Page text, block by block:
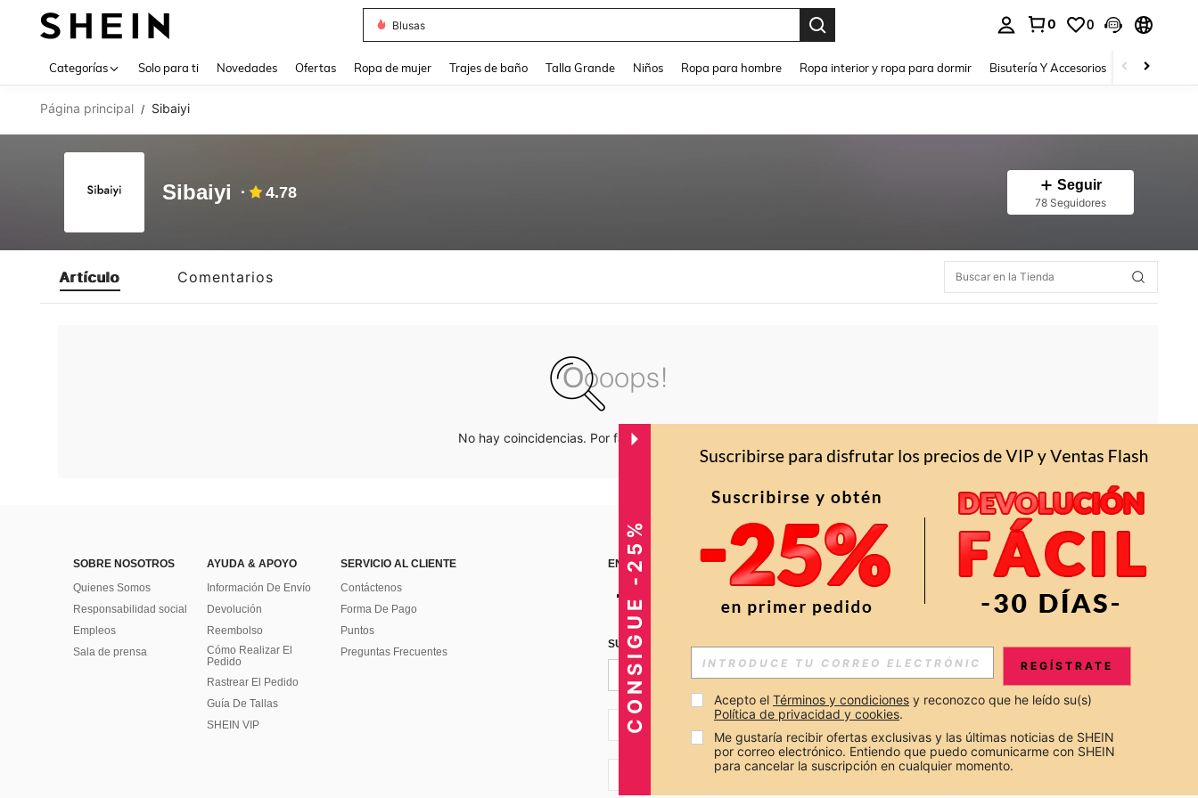
Blusas
0 0
Categorías Solo para ti Novedades Ofertas Ropa de mujer Trajes de baño Talla Grande Niños Ropa para hombre Ropa interior y ropa para dormir Bisutería Y Accesorios Zapatos
Página principal / Sibaiyi
Sibaiyi 4.78 Seguir
78 Seguidores
Artículo Comentarios
No hay coincidencias. Por favor inténtalo de nuevo.
SOBRE NOSOTROS
Quienes Somos
Responsabilidad social
Empleos
Sala de prensa
AYUDA & APOYO
Información De Envío
Devolución
Reembolso
Cómo Realizar El
Pedido
Rastrear El Pedido
Guía De Tallas
SHEIN VIP
SERVICIO AL CLIENTE
Contáctenos
Forma De Pago
Puntos
Preguntas Frecuentes
ENCUÉNTRANOS EN APP
SUSCRÍBETE PARA RECIBIR OFERTAS EXCLUSIVAS, PROMOCIONES Y NOTICIAS DE SHEIN
CO + 57
CONSIGUE -25% REGÍSTRATE
Acepto el Términos y condiciones y reconozco que he leído su(s)
Política de privacidad y cookies.
Me gustaría recibir ofertas exclusivas y las últimas noticias de SHEIN
por correo electrónico. Entiendo que puedo comunicarme con SHEIN
para cancelar la suscripción en cualquier momento.